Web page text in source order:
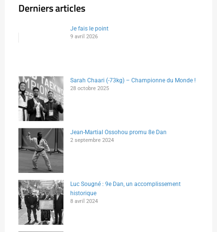
Derniers articles
Je fais le point
9 avril 2026
Sarah Chaari (-73kg) – Championne du Monde !
28 octobre 2025
Jean-Martial Ossohou promu 8e Dan
2 septembre 2024
Luc Sougné : 9e Dan, un accomplissement
historique
8 avril 2024